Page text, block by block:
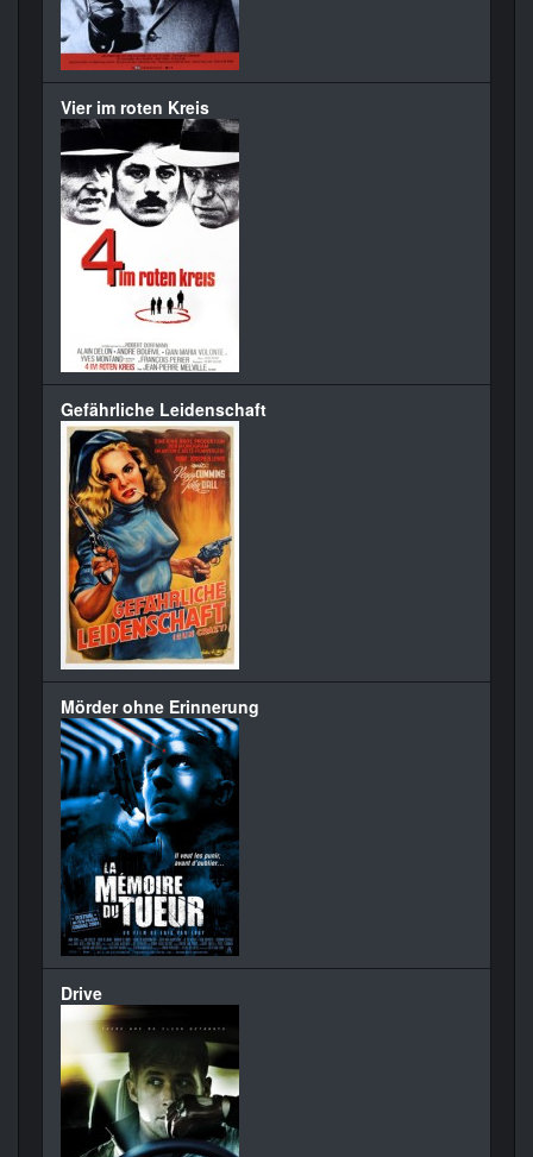
Vier im roten Kreis
Gefährliche Leidenschaft
Mörder ohne Erinnerung
Drive